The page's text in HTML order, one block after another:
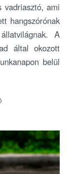
vadriasztó, ami
hangszórónak
A
által okozott
belül